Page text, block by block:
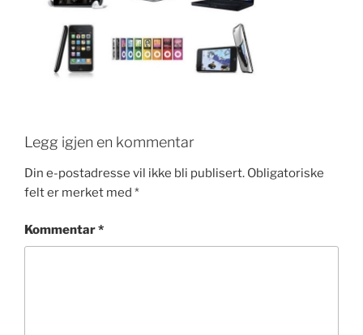
e
b
o
er
dI
n
e
st
e
Legg igjen en kommentar
Din e-postadresse vil ikke bli publisert. Obligatoriske
felt er merket med *
Kommentar*